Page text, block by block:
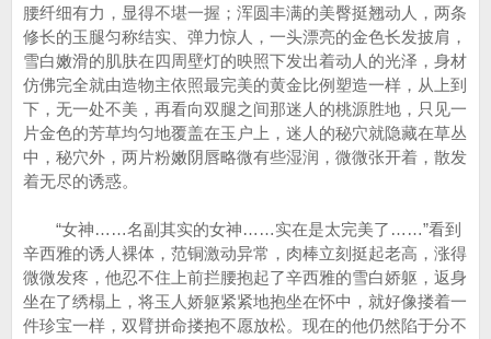
腰纤细有力，显得不堪一握；浑圆丰满的美臀挺翘动人，两条
修长的玉腿匀称结实、弹力惊人，一头漂亮的金色长发披肩，
雪白嫩滑的肌肤在四周壁灯的映照下发出着动人的光泽，身材
仿佛完全就由造物主依照最完美的黄金比例塑造一样，从上到
下，无一处不美，再看向双腿之间那迷人的桃源胜地，只见一
片金色的芳草均匀地覆盖在玉户上，迷人的秘穴就隐藏在草丛
中，秘穴外，两片粉嫩阴唇略微有些湿润，微微张开着，散发
着无尽的诱惑。
“女神……名副其实的女神……实在是太完美了……”看到
辛西雅的诱人裸体，范铜激动异常，肉棒立刻挺起老高，涨得
微微发疼，他忍不住上前拦腰抱起了辛西雅的雪白娇躯，返身
坐在了绣榻上，将玉人娇躯紧紧地抱坐在怀中，就好像搂着一
件珍宝一样，双臂拼命搂抱不愿放松。现在的他仍然陷于分不